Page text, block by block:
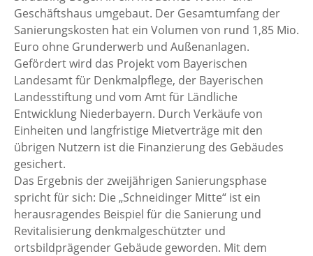
Geschäftshaus umgebaut. Der Gesamtumfang der
Sanierungskosten hat ein Volumen von rund 1,85 Mio.
Euro ohne Grunderwerb und Außenanlagen.
Gefördert wird das Projekt vom Bayerischen
Landesamt für Denkmalpflege, der Bayerischen
Landesstiftung und vom Amt für Ländliche
Entwicklung Niederbayern. Durch Verkäufe von
Einheiten und langfristige Mietverträge mit den
übrigen Nutzern ist die Finanzierung des Gebäudes
gesichert.
Das Ergebnis der zweijährigen Sanierungsphase
spricht für sich: Die „Schneidinger Mitte“ ist ein
herausragendes Beispiel für die Sanierung und
Revitalisierung denkmalgeschützter und
ortsbildprägender Gebäude geworden. Mit dem